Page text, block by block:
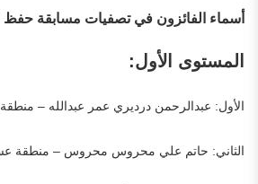
أسماء الفائزون في تصفيات مسابقة حفظ
المستوى الأول:
الأول: عبدالرحمن درديري عمر عبدالله –
الثاني: حاتم علي محروس محروس – منطقة